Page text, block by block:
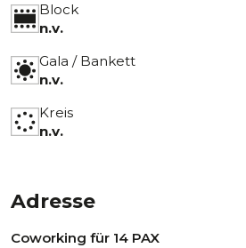
Block
n.v.
Gala / Bankett
n.v.
Kreis
n.v.
Adresse
Coworking für 14 PAX